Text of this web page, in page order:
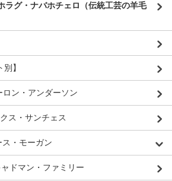
グ・ナバホチェロ（伝統工芸の羊毛
】
ロン・アンダーソン
ス・サンチェス
ス・モーガン
ャドマン・ファミリー